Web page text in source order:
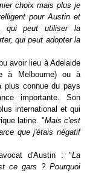
choix mais plus je
pour Austin et
qui peut utiliser la
qui peut adopter la
avoir lieu à Adelaide
à Melbourne) ou à
connue du pays
importante. Son
international et qui
latine. "Mais c'est
que j'étais négatif
d'Austin : "La
ce gars ? Pourquoi